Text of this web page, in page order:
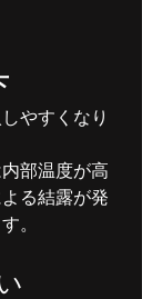
やすくなり
部温度が高
る結露が発
。